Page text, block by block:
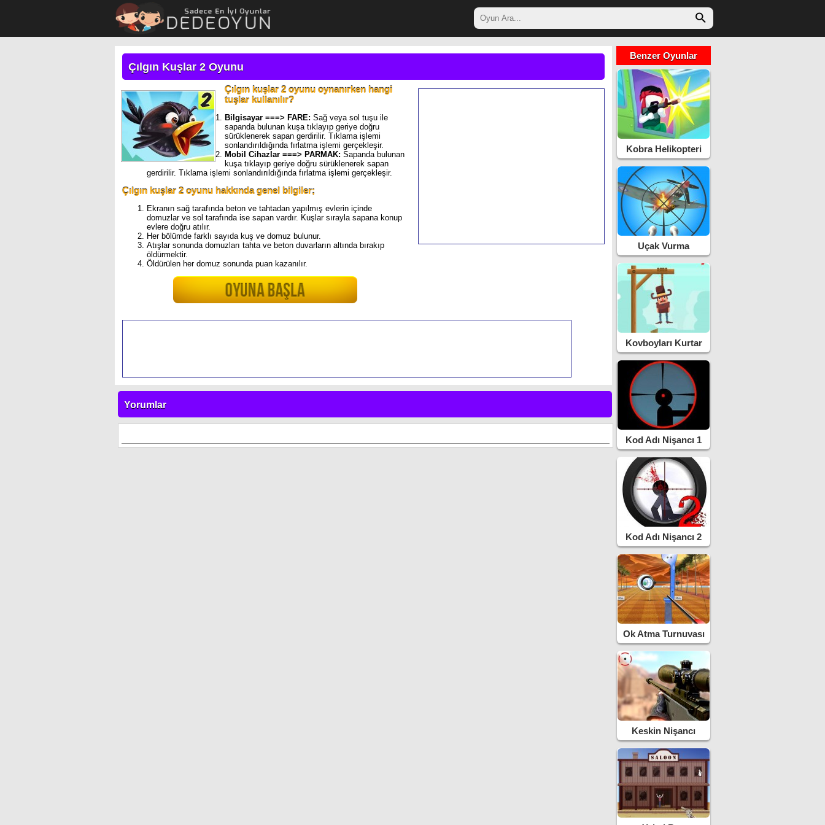
Çılgın Kuşlar 2 Oyunu
Çılgın kuşlar 2 oyunu oynanırken hangi
tuşlar kullanılır?
Bilgisayar ===> FARE: Sağ veya sol tuşu ile
sapanda bulunan kuşa tıklayıp geriye doğru
sürüklenerek sapan gerdirilir. Tıklama işlemi
sonlandırıldığında fırlatma işlemi gerçekleşir.
Mobil Cihazlar ===> PARMAK: Sapanda bulunan
kuşa tıklayıp geriye doğru sürüklenerek sapan
gerdirilir. Tıklama işlemi sonlandırıldığında fırlatma işlemi gerçekleşir.
Çılgın kuşlar 2 oyunu hakkında genel bilgiler;
Ekranın sağ tarafında beton ve tahtadan yapılmış evlerin içinde
domuzlar ve sol tarafında ise sapan vardır. Kuşlar sırayla sapana konup
evlere doğru atılır.
Her bölümde farklı sayıda kuş ve domuz bulunur.
Atışlar sonunda domuzları tahta ve beton duvarların altında bırakıp
öldürmektir.
Öldürülen her domuz sonunda puan kazanılır.
Benzer Oyunlar
Kobra Helikopteri
Savaş
Uçak Vurma
Kovboyları Kurtar
Kod Adı Nişancı 1
Kod Adı Nişancı 2
Ok Atma Turnuvası
Keskin Nişancı
Yorumlar